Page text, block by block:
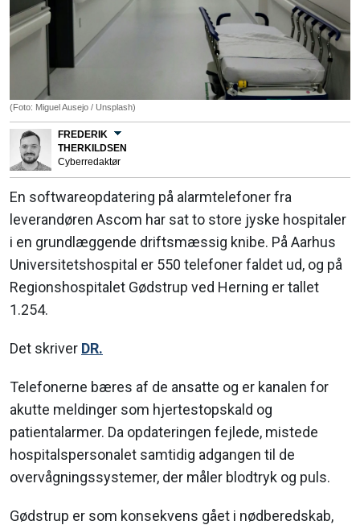
(Foto: Miguel Ausejo / Unsplash)
FREDERIK
THERKILDSEN
Cyberredaktør
En softwareopdatering på alarmtelefoner fra
leverandøren Ascom har sat to store jyske hospitaler
i en grundlæggende driftsmæssig knibe. På Aarhus
Universitetshospital er 550 telefoner faldet ud, og på
Regionshospitalet Gødstrup ved Herning er tallet
1.254.
Det skriver DR.
Telefonerne bæres af de ansatte og er kanalen for
akutte meldinger som hjertestopskald og
patientalarmer. Da opdateringen fejlede, mistede
hospitalspersonalet samtidig adgangen til de
overvågningssystemer, der måler blodtryk og puls.
Gødstrup er som konsekvens gået i nødberedskab,